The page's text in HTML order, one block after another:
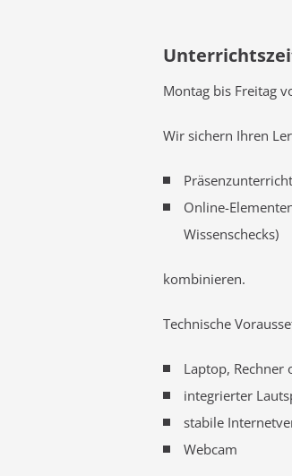
Montag bis Freitag
Wir sichern Ihren
Online-
Wissenschecks)
kombinieren.
Technische
Laptop, Rechner
integrierter
stabile
Webcam